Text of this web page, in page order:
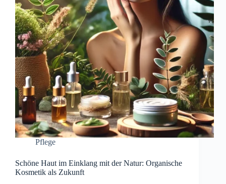
Pflege
Schöne Haut im Einklang mit der Natur: Organische
Kosmetik als Zukunft